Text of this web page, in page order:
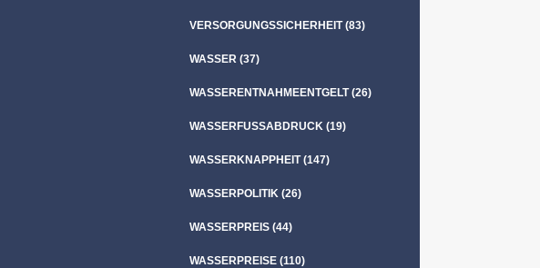
VERSORGUNGSSICHERHEIT(83)
WASSER (37)
WASSERENTNAHMEENTGELT(26)
WASSERFUSSABDRUCK (19)
WASSERKNAPPHEIT(147)
WASSERPOLITIK (26)
WASSERPREIS(44)
WASSERPREISE(110)